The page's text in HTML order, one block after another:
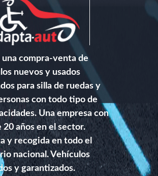
una compra-venta de
nuevos y usados
para silla de ruedas y
con todo tipo de
Una empresa con
20 años en el sector.
y recogida en todo el
nacional. Vehículos
y garantizados.